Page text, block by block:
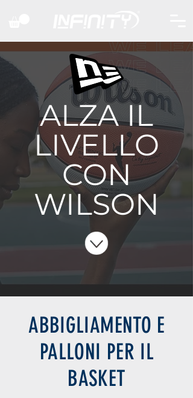
ALZA IL
LIVELLO
CON
WILSON
ABBIGLIAMENTO E
PALLONI PER IL
BASKET